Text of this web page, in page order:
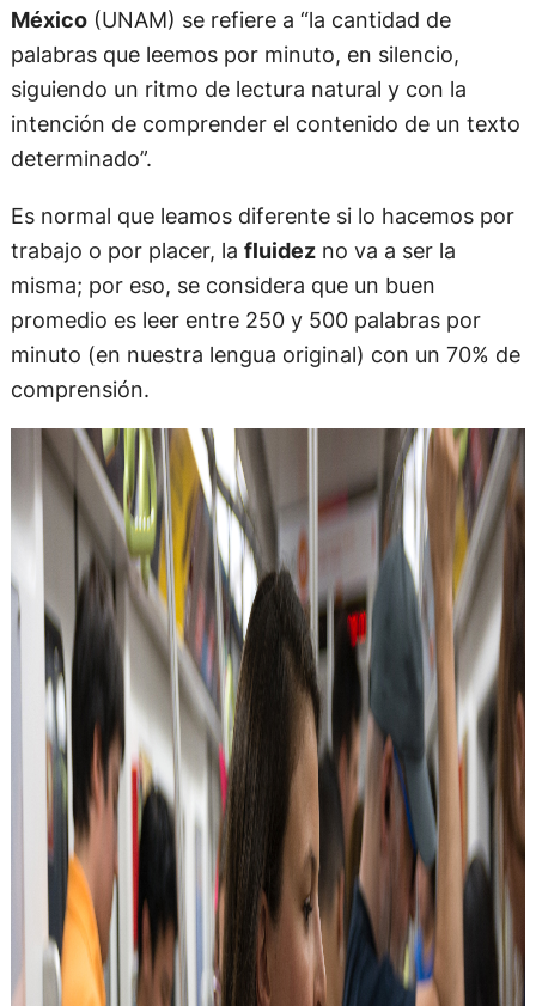
México(UNAM) se refiere a “la cantidad de
palabras que leemos por minuto, en silencio,
siguiendo un ritmo de lectura natural y con la
intención de comprender el contenido de un texto
determinado”.
Es normal que leamos diferente si lo hacemos por
trabajo o por placer, la fluidezno va a ser la
misma; por eso, se considera que un buen
promedio es leer entre 250 y 500 palabras por
minuto (en nuestra lengua original) con un 70% de
comprensión.